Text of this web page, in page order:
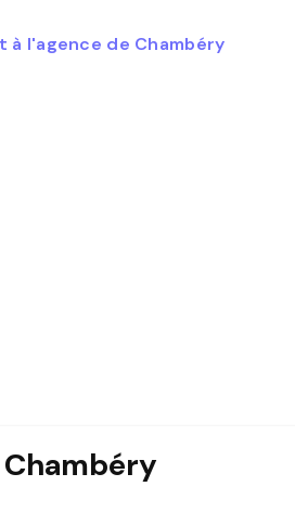
l'agence de Chambéry
Chambéry